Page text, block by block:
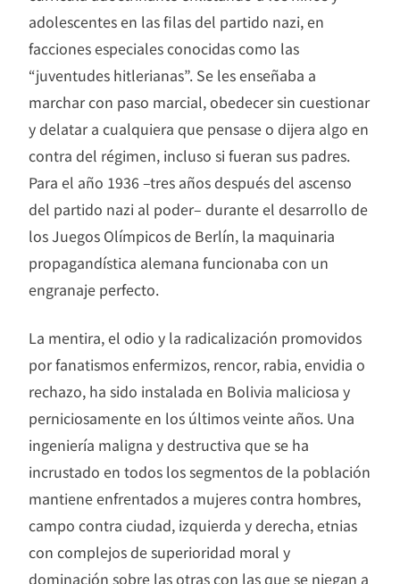
adolescentes en las filas del partido nazi, en
facciones especiales conocidas como las
“juventudes hitlerianas”. Se les enseñaba a
marchar con paso marcial, obedecer sin cuestionar
y delatar a cualquiera que pensase o dijera algo en
contra del régimen, incluso si fueran sus padres.
Para el año 1936 –tres años después del ascenso
del partido nazi al poder– durante el desarrollo de
los Juegos Olímpicos de Berlín, la maquinaria
propagandística alemana funcionaba con un
engranaje perfecto.
La mentira, el odio y la radicalización promovidos
por fanatismos enfermizos, rencor, rabia, envidia o
rechazo, ha sido instalada en Bolivia maliciosa y
perniciosamente en los últimos veinte años. Una
ingeniería maligna y destructiva que se ha
incrustado en todos los segmentos de la población
mantiene enfrentados a mujeres contra hombres,
campo contra ciudad, izquierda y derecha, etnias
con complejos de superioridad moral y
dominación sobre las otras con las que se niegan a